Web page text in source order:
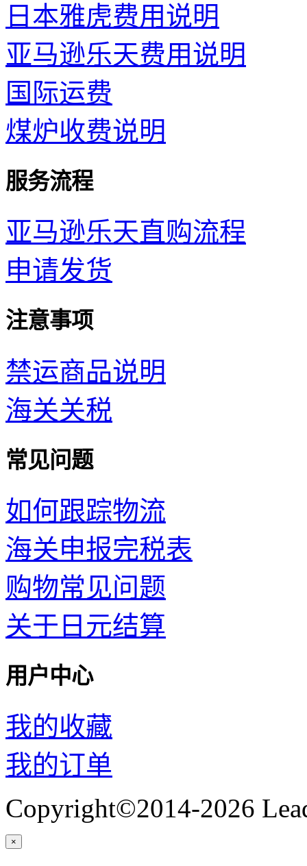
日本雅虎费用说明
亚马逊乐天费用说明
国际运费
煤炉收费说明
服务流程
亚马逊乐天直购流程
申请发货
注意事项
禁运商品说明
海关关税
常见问题
如何跟踪物流
海关申报完税表
购物常见问题
关于日元结算
用户中心
我的收藏
我的订单
Copyright©2014-2026
×